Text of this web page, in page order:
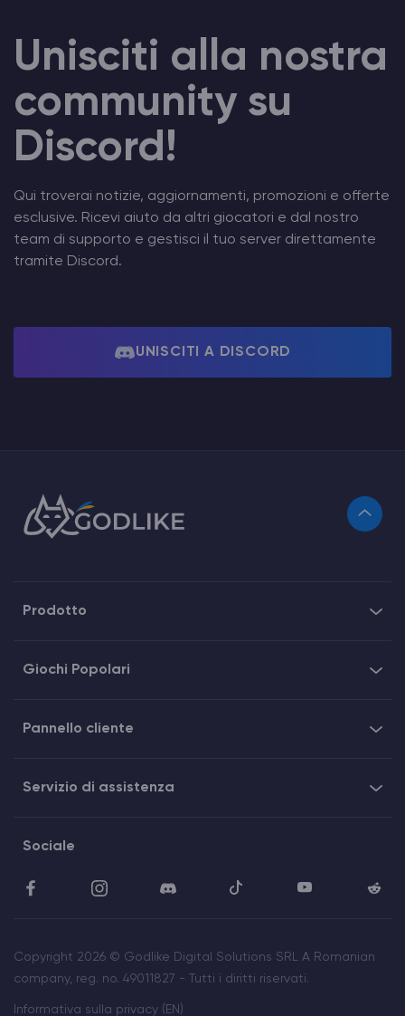
Unisciti alla nostra
community su
Discord!
Qui troverai notizie, aggiornamenti, promozioni e offerte
esclusive. Ricevi aiuto da altri giocatori e dal nostro
team di supporto e gestisci il tuo server direttamente
tramite Discord.
UNISCITI A DISCORD
Prodotto
Giochi Popolari
Pannello cliente
Servizio di assistenza
Sociale
Copyright 2026 © Godlike Digital Solutions SRL A Romanian
company, reg. no. 49011827 - Tutti i diritti riservati.
Informativa sulla privacy (EN)